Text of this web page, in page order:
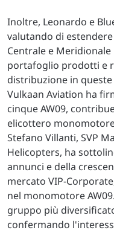
Inoltre, Leonardo e
valutando di
Centrale e
portafoglio prodotti e
distribuzione in queste
Vulkaan Aviation ha
cinque AW09,
elicottero
Stefano Villanti, SVP
Helicopters, ha
annunci e della
mercato VIP-
nel monomotore
gruppo più
confermando